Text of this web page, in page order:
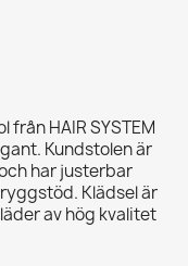
från HAIR SYSTEM
Kundstolen är
har justerbar
Klädsel är
av hög kvalitet